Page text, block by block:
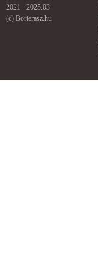
2021 - 2025.03
(c) Borterasz.hu